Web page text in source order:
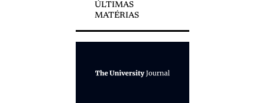
ÚLTIMAS
MATÉRIAS